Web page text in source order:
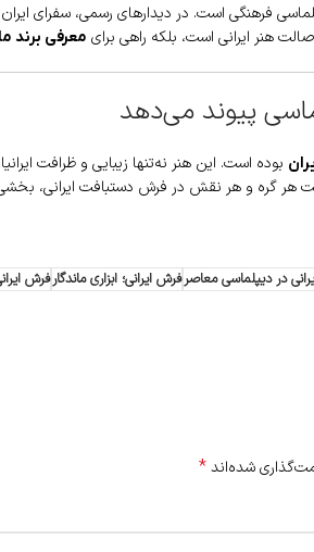
فرهنگی است. در دیدارهای رسمی، سفرای
هنر ایرانی است، بلکه راهی برای معرفی برند
پیوند می‌دهد
بوده است. این هنر نه‌تنها زیبایی و ظرافت
گره و هر نقش در فرش دستبافت ایرانی، بخشی
در دیپلماسی معاصرفرش ایرانی؛ ابزاری ماندگارفرش
شده‌اند*